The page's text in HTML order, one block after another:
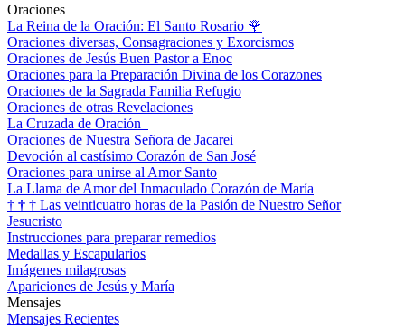
Oraciones
La Reina de la Oración: El Santo Rosario 🌹
Oraciones diversas, Consagraciones y Exorcismos
Oraciones de Jesús Buen Pastor a Enoc
Oraciones para la Preparación Divina de los Corazones
Oraciones de la Sagrada Familia Refugio
Oraciones de otras Revelaciones
La Cruzada de Oración
Oraciones de Nuestra Señora de Jacarei
Devoción al castísimo Corazón de San José
Oraciones para unirse al Amor Santo
La Llama de Amor del Inmaculado Corazón de María
† † † Las veinticuatro horas de la Pasión de Nuestro Señor
Jesucristo
Instrucciones para preparar remedios
Medallas y Escapularios
Imágenes milagrosas
Apariciones de Jesús y María
Mensajes
Mensajes Recientes